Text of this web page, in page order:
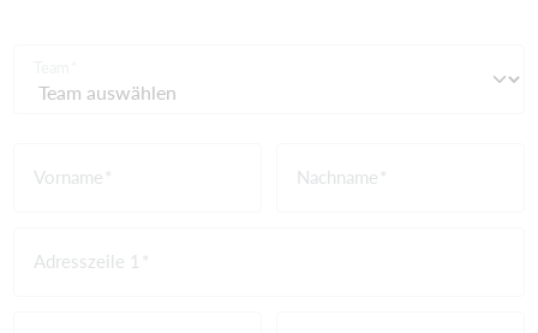
Vorname Nachname
Adresszeile 1